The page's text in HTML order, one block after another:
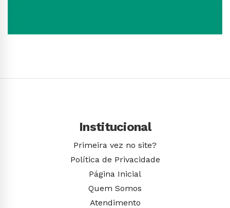
Institucional
Primeira vez no site?
Política de Privacidade
Página Inicial
Quem Somos
Atendimento